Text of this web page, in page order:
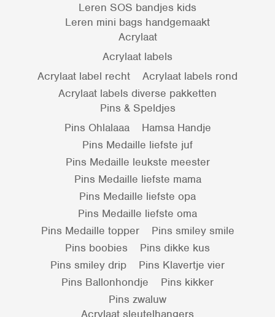
Leren SOS bandjes kids
Leren mini bags handgemaakt
Acrylaat
Acrylaat labels
Acrylaat label recht
Acrylaat labels rond
Acrylaat labels diverse pakketten
Pins & Speldjes
Pins Ohlalaaa
Hamsa Handje
Pins Medaille liefste juf
Pins Medaille leukste meester
Pins Medaille liefste mama
Pins Medaille liefste opa
Pins Medaille liefste oma
Pins Medaille topper
Pins smiley smile
Pins boobies
Pins dikke kus
Pins smiley drip
Pins Klavertje vier
Pins Ballonhondje
Pins kikker
Pins zwaluw
Acrylaat sleutelhangers